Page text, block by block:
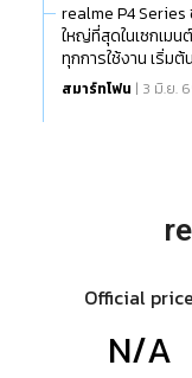
realme P4 Series
ใหญ่ที่สุดในเซกเมน
ทุกการใช้งาน เริ่มต้
สมาร์ทโฟน | 3 มิ.ย.
Official price
N/A